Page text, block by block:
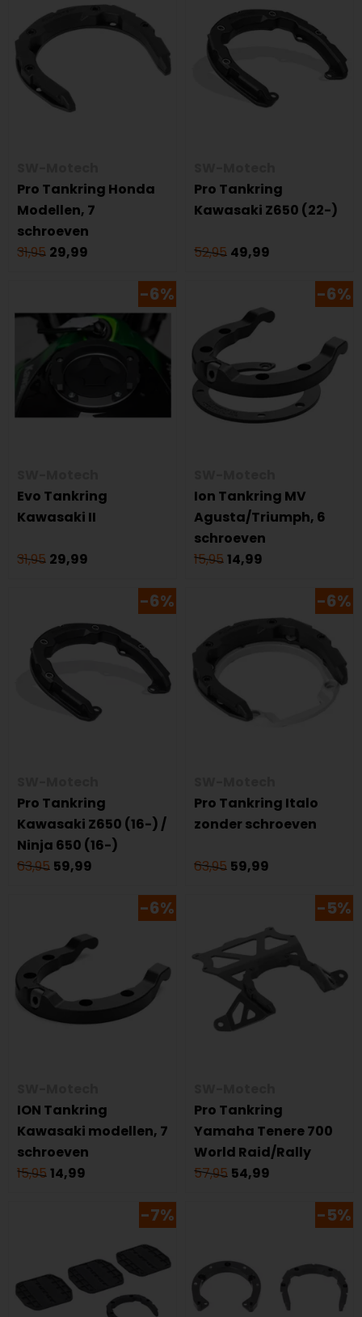
Pro Tankring Honda
Modellen, 7
schroeven
31,95 29,99
Pro Tankring
Kawasaki Z650 (22-)
52,95 49,99
-6%
Evo Tankring
Kawasaki II
31,95 29,99
-6%
Ion Tankring MV
Agusta/Triumph, 6
schroeven
15,9514,99
-6%
Pro Tankring
Kawasaki Z650 (16-) /
Ninja 650 (16-)
63,95 59,99
-6%
Pro Tankring Italo
zonder schroeven
63,95 59,99
-6%
ION Tankring
Kawasaki modellen, 7
schroeven
15,9514,99
-5%
Pro Tankring
Yamaha Tenere 700
World Raid/Rally
57,95 54,99
-7% -5%